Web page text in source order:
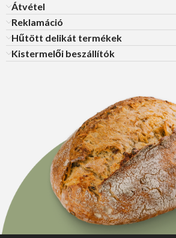
Átvétel
Reklamáció
Hűtött delikát termékek
Kistermelői beszállítók